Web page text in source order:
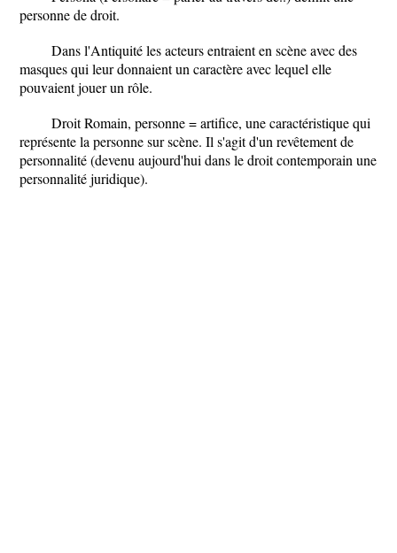
personne de droit.
Dans l'Antiquité les acteurs entraient en scène avec des
masques qui leur donnaient un caractère avec lequel elle
pouvaient jouer un rôle.
Droit Romain, personne = artifice, une caractéristique qui
représente la personne sur scène. Il s'agit d'un revêtement de
personnalité (devenu aujourd'hui dans le droit contemporain une
personnalité juridique).